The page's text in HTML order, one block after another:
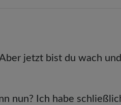
jetzt bist du wach
nun? Ich habe